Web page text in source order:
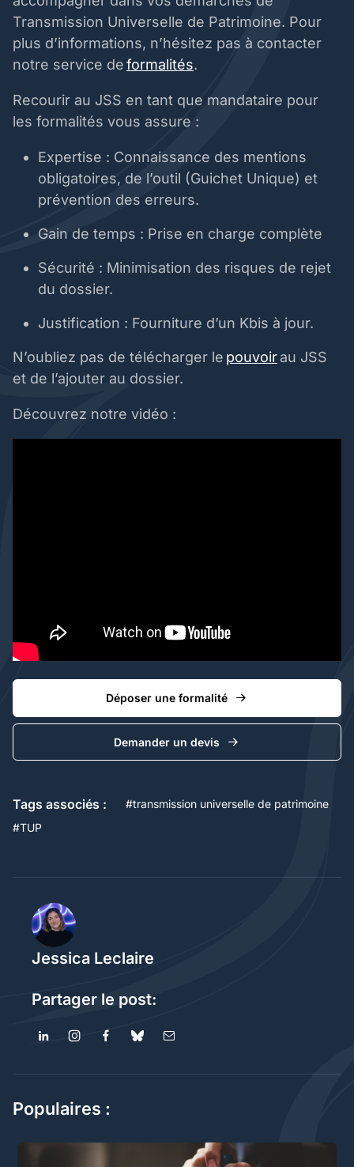
Transmission Universelle de Patrimoine. Pour
plus d’informations, n’hésitez pas à contacter
notre service deformalités.
Recourir au JSS en tant que mandataire pour
les formalités vous assure :
Expertise : Connaissance des mentions
obligatoires, de l’outil (Guichet Unique) et
prévention des erreurs.
Gain de temps : Prise en charge complète
Sécurité : Minimisation des risques de rejet
du dossier.
Justification : Fourniture d’un Kbis à jour.
N’oubliez pas de télécharger le pouvoirau JSS
et de l’ajouter au dossier.
Découvrez notre vidéo :
Déposer une formalité
Demander un devis
Tags associés : #transmission universelle de patrimoine
#TUP
Jessica Leclaire
Partager le post:
Populaires :